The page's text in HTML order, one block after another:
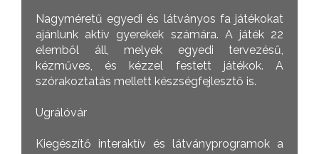
Nagyméretű egyedi és látványos fa játékokat
ajánlunk aktív gyerekek számára. A játék 22
elemből áll, melyek egyedi tervezésű,
kézműves, és kézzel festett játékok. A
szórakoztatás mellett készségfejlesztő is.
Ugrálóvár
Kiegészítő interaktív és látványprogramok a